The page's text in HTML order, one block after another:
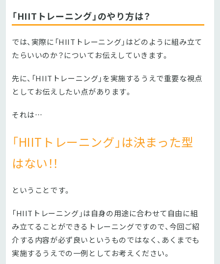
「HIITトレーニング」のやり方は？
では、実際に「HIITトレーニング」はどのように組み立て
たらいいのか？についてお伝えしていきます。
先に、「HIITトレーニング」を実施するうえで重要な視点
としてお伝えしたい点があります。
それは…
「HIITトレーニング」は決まった型
はない！！
ということです。
「HIITトレーニング」は自身の用途に合わせて自由に組
み立てることができるトレーニングですので、今回ご紹
介する内容が必ず良いというものではなく、あくまでも
実施するうえでの一例としてお考えください。